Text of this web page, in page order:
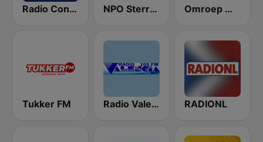
Radio Continu NPO Sterren Omroep West
Tukker FM Radio Valencia RADIONL